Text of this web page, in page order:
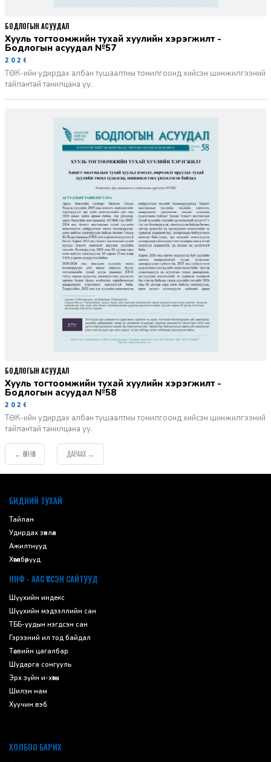
Хууль тогтоомжийн тухай хуулийн хэрэгжилт -
Бодлогын асуудал №57
2026-06-02
ТӨК-ийн удирдах албан тушаалтны томилгоонд хийсэн шинжилгээний
тайлантай танилцана уу.
БОДЛОГЫН АСУУДАЛ
Хууль тогтоомжийн тухай хуулийн хэрэгжилт -
Бодлогын асуудал №58
2026-06-02
ТӨК-ийн удирдах албан тушаалтны томилгоонд хийсэн шинжилгээний
тайлантай танилцана уу.
БОДЛОГЫН АСУУДАЛ
← ӨМНӨХ ДАРААХ →
БИДНИЙ ТУХАЙ
Тайлан
Удирдах зөвлөл
Ажилтнууд
Хөтөлбөрүүд
ННФ - ААС ҮҮССЭН САЙТУУД
Шүүхийн индекс
Шүүхийн мэдээллийн сан
ТББ-уудын нэгдсэн сан
Гэрээний ил тод байдал
Төсвийн цагалбар
Шударга сонгууль
Эрх зүйн и-хөтөч
Шилэн нам
Хуучин вэб
ХОЛБОО БАРИХ